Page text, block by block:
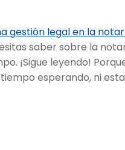
gestión legal en la
saber sobre la
¡Sigue leyendo!
esperando, ni